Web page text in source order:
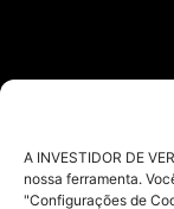
A INVESTIDOR DE
nossa ferramenta.
"Configurações de